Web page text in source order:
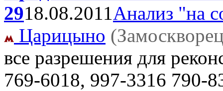
2918.08.2011Анализ "на
Царицыно
все разрешения для
769-6018, 997-3316 790-